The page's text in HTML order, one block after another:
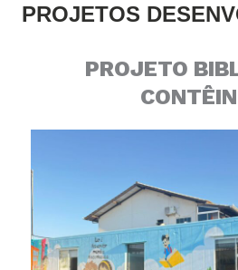
PROJETOS
PROJETO